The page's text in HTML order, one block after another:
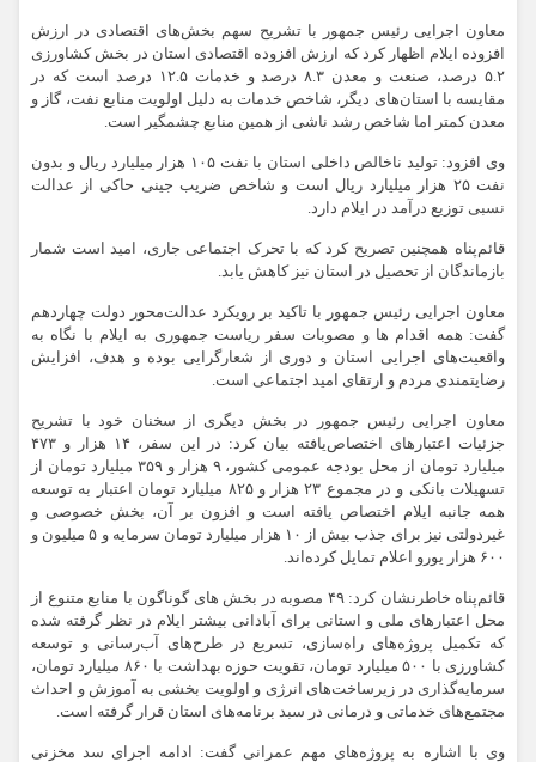
معاون اجرایی رئیس جمهور با تشریح سهم بخش‌های اقتصادی در ارزش
افزوده ایلام اظهار کرد که ارزش افزوده اقتصادی استان در بخش کشاورزی
۵.۲ درصد، صنعت و معدن ۸.۳ درصد و خدمات ۱۲.۵ درصد است که در
مقایسه با استان‌های دیگر، شاخص خدمات به دلیل اولویت منابع نفت، گاز و
معدن کمتر اما شاخص رشد ناشی از همین منابع چشمگیر است.
وی افزود: تولید ناخالص داخلی استان با نفت ۱۰۵ هزار میلیارد ریال و بدون
نفت ۲۵ هزار میلیارد ریال است و شاخص ضریب جینی حاکی از عدالت
نسبی توزیع درآمد در ایلام دارد.
قائم‌پناه همچنین تصریح کرد که با تحرک اجتماعی جاری، امید است شمار
بازماندگان از تحصیل در استان نیز کاهش یابد.
معاون اجرایی رئیس جمهور با تاکید بر رویکرد عدالت‌محور دولت چهاردهم
گفت: همه اقدام ها و مصوبات سفر ریاست جمهوری به ایلام با نگاه به
واقعیت‌های اجرایی استان و دوری از شعارگرایی بوده و هدف، افزایش
رضایتمندی مردم و ارتقای امید اجتماعی است.
معاون اجرایی رئیس جمهور در بخش دیگری از سخنان خود با تشریح
جزئیات اعتبارهای اختصاص‌یافته بیان کرد: در این سفر، ۱۴ هزار و ۴۷۳
میلیارد تومان از محل بودجه عمومی کشور، ۹ هزار و ۳۵۹ میلیارد تومان از
تسهیلات بانکی و در مجموع ۲۳ هزار و ۸۲۵ میلیارد تومان اعتبار به توسعه
همه جانبه ایلام اختصاص یافته است و افزون بر آن، بخش خصوصی و
غیردولتی نیز برای جذب بیش از ۱۰ هزار میلیارد تومان سرمایه و ۵ میلیون و
۶۰۰ هزار یورو اعلام تمایل کرده‌اند.
قائم‌پناه خاطرنشان کرد: ۴۹ مصوبه در بخش های گوناگون با منابع متنوع از
محل اعتبارهای ملی و استانی برای آبادانی بیشتر ایلام در نظر گرفته شده
که تکمیل پروژه‌های راه‌سازی، تسریع در طرح‌های آب‌رسانی و توسعه
کشاورزی با ۵۰۰ میلیارد تومان، تقویت حوزه بهداشت با ۸۶۰ میلیارد تومان،
سرمایه‌گذاری در زیرساخت‌های انرژی و اولویت بخشی به آموزش و احداث
مجتمع‌های خدماتی و درمانی در سبد برنامه‌های استان قرار گرفته است.
وی با اشاره به پروژه‌های مهم عمرانی گفت: ادامه اجرای سد مخزنی